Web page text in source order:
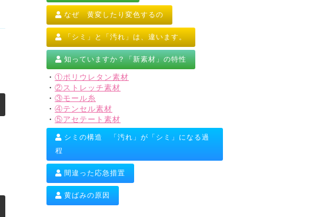
なぜ 黄変したり変色するの
「シミ」と「汚れ」は、違います。
知っていますか？「新素材」の特性
・ ①ポリウレタン素材
・ ②ストレッチ素材
・ ③モール糸
・ ④テンセル素材
・ ⑤アセテート素材
シミの構造 「汚れ」が「シミ」になる過
程
間違った応急措置
黄ばみの原因